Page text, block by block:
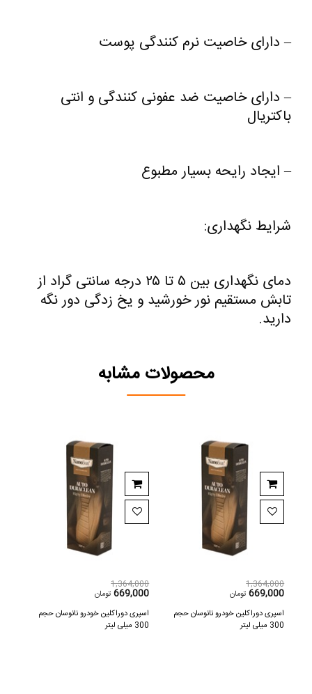
– دارای خاصیت نرم کنندگی پوست
– دارای خاصیت ضد عفونی کنندگی و انتی
باکتریال
– ایجاد رایحه بسیار مطبوع
شرایط نگهداری:
دمای نگهداری بین ۵ تا ۲۵ درجه سانتی گراد از
تابش مستقیم نور خورشید و یخ زدگی دور نگه
دارید.
محصولات مشابه
1,364,000
669,000 تومان
اسپری دوراکلین خودرو نانوسان حجم
300 میلی لیتر
1,364,000
669,000 تومان
اسپری دوراکلین خودرو نانوسان حجم
300 میلی لیتر